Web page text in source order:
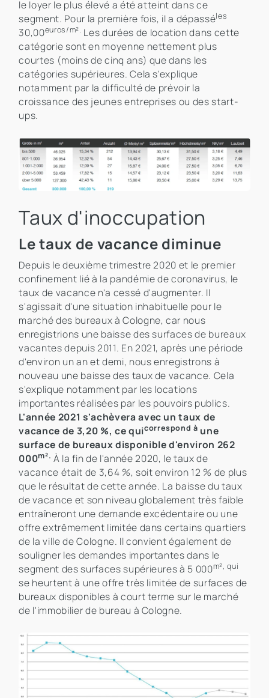
le loyer le plus élevé a été atteint dans ce
segment. Pour la première fois, il a dépasséles
30,00euros/m². Les durées de location dans cette
catégorie sont en moyenne nettement plus
courtes (moins de cinq ans) que dans les
catégories supérieures. Cela s'explique
notamment par la difficulté de prévoir la
croissance des jeunes entreprises ou des start-
ups.
Taux d'inoccupation
Le taux de vacance diminue
Depuis le deuxième trimestre 2020 et le premier
confinement lié à la pandémie de coronavirus, le
taux de vacance n'a cessé d'augmenter. Il
s'agissait d'une situation inhabituelle pour le
marché des bureaux à Cologne, car nous
enregistrions une baisse des surfaces de bureaux
vacantes depuis 2011. En 2021, après une période
d'environ un an et demi, nous enregistrons à
nouveau une baisse des taux de vacance. Cela
s'explique notamment par les locations
importantes réalisées par les pouvoirs publics.
L'année 2021 s'achèvera avec un taux de
vacance de 3,20 %, ce quicorrespond à une
surface de bureaux disponible d'environ 262
000m². À la fin de l'année 2020, le taux de
vacance était de 3,64 %, soit environ 12 % de plus
que le résultat de cette année. La baisse du taux
de vacance et son niveau globalement très faible
entraîneront une demande excédentaire ou une
offre extrêmement limitée dans certains quartiers
de la ville de Cologne. Il convient également de
souligner les demandes importantes dans le
segment des surfaces supérieures à 5 000m², qui
se heurtent à une offre très limitée de surfaces de
bureaux disponibles à court terme sur le marché
de l'immobilier de bureau à Cologne.